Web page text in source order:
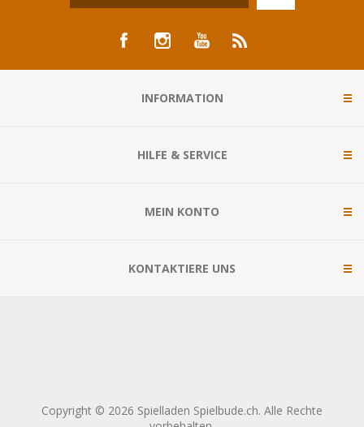
INFORMATION
HILFE & SERVICE
MEIN KONTO
KONTAKTIERE UNS
Copyright © 2026 Spielladen Spielbude.ch. Alle Rechte